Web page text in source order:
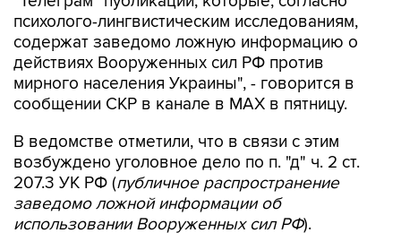
психолого-лингвистическим исследованиям,
содержат заведомо ложную информацию о
действиях Вооруженных сил РФ против
мирного населения Украины", - говорится в
сообщении СКР в канале в MAX в пятницу.
В ведомстве отметили, что в связи с этим
возбуждено уголовное дело по п. "д" ч. 2 ст.
207.3 УК РФ (публичное распространение
заведомо ложной информации об
использовании Вооруженных сил РФ).